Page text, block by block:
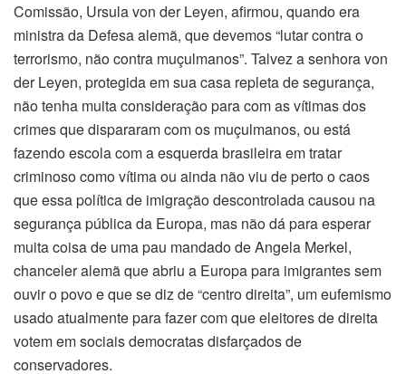
Comissão, Ursula von der Leyen, afirmou, quando era
ministra da Defesa alemã, que devemos “lutar contra o
terrorismo, não contra muçulmanos”. Talvez a senhora von
der Leyen, protegida em sua casa repleta de segurança,
não tenha muita consideração para com as vítimas dos
crimes que dispararam com os muçulmanos, ou está
fazendo escola com a esquerda brasileira em tratar
criminoso como vítima ou ainda não viu de perto o caos
que essa política de imigração descontrolada causou na
segurança pública da Europa, mas não dá para esperar
muita coisa de uma pau mandado de Angela Merkel,
chanceler alemã que abriu a Europa para imigrantes sem
ouvir o povo e que se diz de “centro direita”, um eufemismo
usado atualmente para fazer com que eleitores de direita
votem em sociais democratas disfarçados de
conservadores.